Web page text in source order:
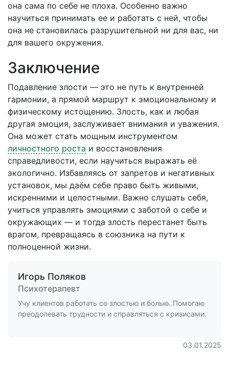
она сама по себе не плоха. Особенно важно
научиться принимать ее и работать с ней, чтобы
она не становилась разрушительной ни для вас, ни
для вашего окружения.
Заключение
Подавление злости — это не путь к внутренней
гармонии, а прямой маршрут к эмоциональному и
физическому истощению. Злость, как и любая
другая эмоция, заслуживает внимания и уважения.
Она может стать мощным инструментом
личностного роста и восстановления
справедливости, если научиться выражать её
экологично. Избавляясь от запретов и негативных
установок, мы даём себе право быть живыми,
искренними и целостными. Важно слушать себя,
учиться управлять эмоциями с заботой о себе и
окружающих — и тогда злость перестанет быть
врагом, превращаясь в союзника на пути к
полноценной жизни.
Игорь Поляков
Психотерапевт
Учу клиентов работать со злостью и болью. Помогаю
преодолевать трудности и справляться с кризисами.
03.01.2025